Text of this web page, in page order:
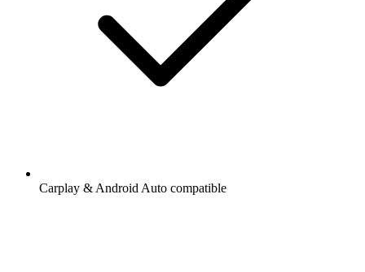
Carplay & Android Auto compatible